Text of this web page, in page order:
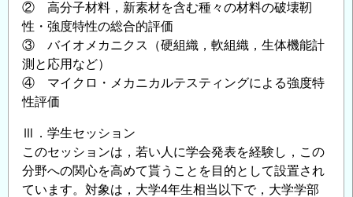
② 高分子材料，新素材を含む種々の材料の破壊靭
性・強度特性の総合的評価
③ バイオメカニクス（硬組織，軟組織，生体機能計
測と応用など）
④ マイクロ・メカニカルテスティングによる強度特
性評価
Ⅲ．学生セッション
このセッションは，若い人に学会発表を経験し，この
分野への関心を高めて貰うことを目的として設置され
ています。対象は，大学4年生相当以下で，大学学部